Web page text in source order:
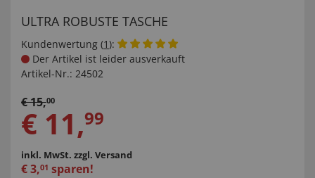
ULTRA ROBUSTE TASCHE
Kundenwertung (1):
Der Artikel ist leider ausverkauft
Artikel-Nr.: 24502
€15,00
€ 11,99
inkl. MwSt. zzgl. Versand
€3,01 sparen!